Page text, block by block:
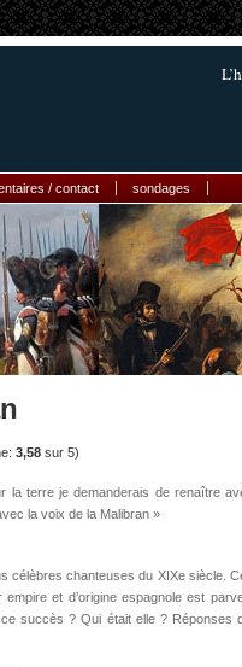
/ contact sondages
3,58 sur 5)
la terre je demanderais de renaître
la voix de la Malibran »
célèbres chanteuses du XIXe siècle.
et d’origine espagnole est
succès ? Qui était elle ? Réponses